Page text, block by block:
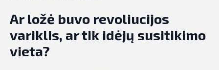
Ar ložė buvo revoliucijos
variklis, ar tik idėjų susitikimo
vieta?